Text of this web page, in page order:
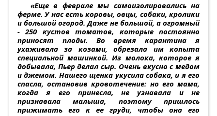
«Еще в феврале мы самоизолировались на
ферме. У нас есть коровы, овцы, собаки, кролики
и большой огород. Даже не большой, а огромный
- 250 кустов томатов, которые постоянно
приносят плоды. Во время карантина я
ухаживала за козами, обрезала им копыта
специальной машинкой. Из молока, которое я
добывала, Пьер делал сыр. Очень вкусно с медом
и джемом. Нашего щенка укусила собака, и я его
спасла, остановив кровотечение: но его мама,
когда я его принесла, не узнавала и не
признавала малыша, поэтому пришлось
прижимать его к ее груди, чтобы она его